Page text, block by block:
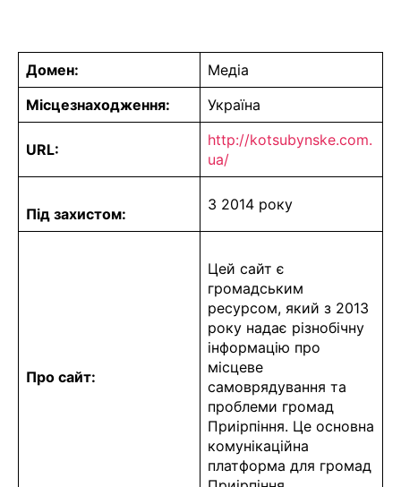
Домен:
Медіа
Місцезнаходження:
Україна
URL:
http://kotsubynske.com.
ua/
Під захистом:
З 2014 року
Про сайт:
Цей сайт є
громадським
ресурсом, який з 2013
року надає різнобічну
інформацію про
місцеве
самоврядування та
проблеми громад
Приірпіння. Це основна
комунікаційна
платформа для громад